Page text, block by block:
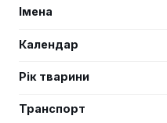
Імена
Календар
Рік тварини
Транспорт